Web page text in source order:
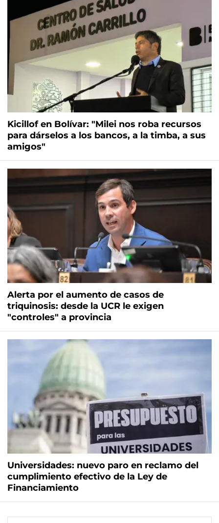
Kicillof en Bolívar: "Milei nos roba recursos
para dárselos a los bancos, a la timba, a sus
amigos"
Alerta por el aumento de casos de
triquinosis: desde la UCR le exigen
"controles" a provincia
Universidades: nuevo paro en reclamo del
cumplimiento efectivo de la Ley de
Financiamiento